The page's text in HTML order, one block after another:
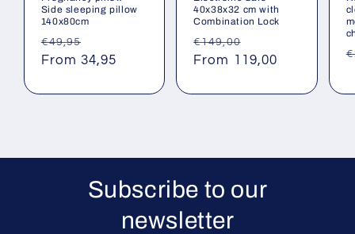
Side sleeping pillow
140x80cm
Regular
price
€49,95
price
From 34,95
40x38x32 cm with
Combination Lock
Regular
price
€149,00
price
From 119,00
Subscribe to our
newsletter